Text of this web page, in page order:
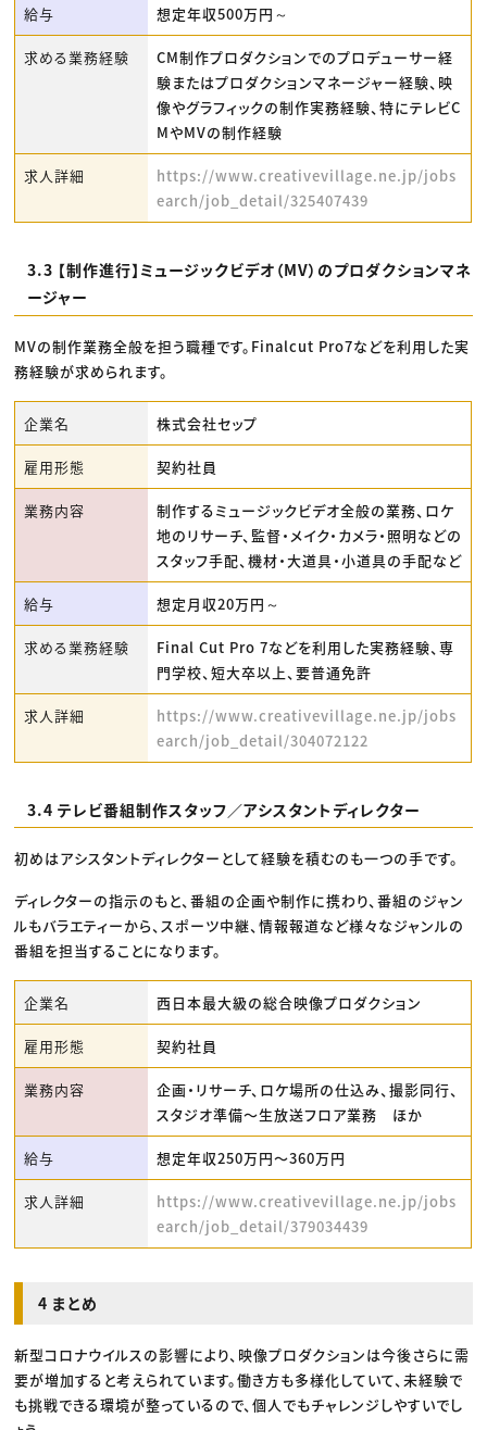
給与 想定年収500万円～
求める業務経験
CM制作プロダクションでのプロデューサー経
験またはプロダクションマネージャー経験、映
像やグラフィックの制作実務経験、特にテレビC
MやMVの制作経験
求人詳細
https://www.creativevillage.ne.jp/jobs
earch/job_detail/325407439
3.3 【制作進行】ミュージックビデオ（MV）のプロダクションマネ
ージャー
MVの制作業務全般を担う職種です。Finalcut Pro7などを利用した実
務経験が求められます。
企業名 株式会社セップ
雇用形態 契約社員
業務内容
制作するミュージックビデオ全般の業務、ロケ
地のリサーチ、監督・メイク・カメラ・照明などの
スタッフ手配、機材・大道具・小道具の手配など
給与 想定月収20万円～
求める業務経験
Final Cut Pro 7などを利用した実務経験、専
門学校、短大卒以上、要普通免許
求人詳細
https://www.creativevillage.ne.jp/jobs
earch/job_detail/304072122
3.4 テレビ番組制作スタッフ／アシスタントディレクター
初めはアシスタントディレクターとして経験を積むのも一つの手です。
ディレクターの指示のもと、番組の企画や制作に携わり、番組のジャン
ルもバラエティーから、スポーツ中継、情報報道など様々なジャンルの
番組を担当することになります。
企業名 西日本最大級の総合映像プロダクション
雇用形態 契約社員
業務内容
企画・リサーチ、ロケ場所の仕込み、撮影同行、
スタジオ準備〜生放送フロア業務 ほか
給与 想定年収250万円〜360万円
求人詳細
https://www.creativevillage.ne.jp/jobs
earch/job_detail/379034439
4 まとめ
新型コロナウイルスの影響により、映像プロダクションは今後さらに需
要が増加すると考えられています。働き方も多様化していて、未経験で
も挑戦できる環境が整っているので、個人でもチャレンジしやすいでし